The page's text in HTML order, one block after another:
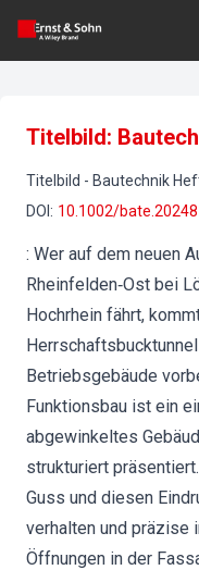
Titelbild:
Titelbild - Bautechnik
DOI : 10.1002/
: Wer auf dem neuen
Rheinfelden‐Ost bei
Hochrhein fährt,
Betriebsgebäude
Funktionsbau ist ein
abgewinkeltes
strukturiert
Guss und diesen
verhalten und präzise
Öffnungen in der